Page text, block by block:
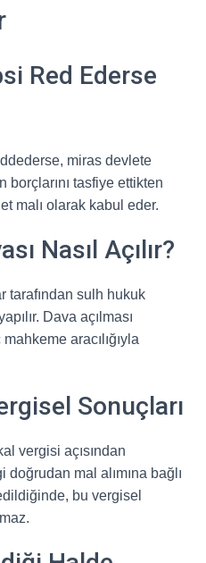
Red Ederse
miras devlete
borçlarını tasfiye ettikten
malı olarak kabul eder.
Nasıl Açılır?
tarafından sulh hukuk
Dava açılması
aracılığıyla
Sonuçları
vergisi açısından
mal alımına bağlı
bu vergisel